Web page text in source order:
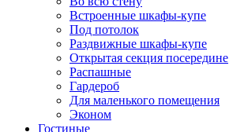
Встроенные шкафы-купе
Под потолок
Раздвижные шкафы-купе
Открытая секция посередине
Распашные
Гардероб
Для маленького помещения
Эконом
Гостиные